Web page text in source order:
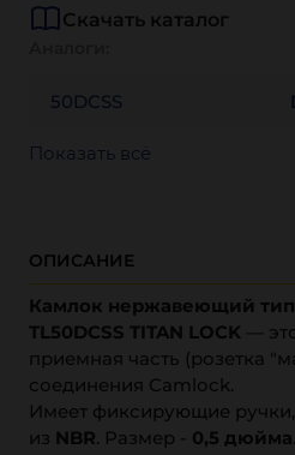
Скачать каталог
50DCSS
Показать всё
ОПИСАНИЕ
Камлок нержавеющий тип
TL50DCSS TITAN LOCK —
приемная часть (розетка
соединения Camlock.
Имеет фиксирующие
из NBR. Размер - 0,5 дюйма.